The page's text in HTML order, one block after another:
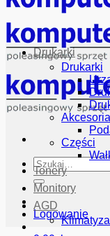
Szukaj:
Logowanie
Drukarki
Drukarki
Akcesoria
Części
Tonery
Monitory
AGD